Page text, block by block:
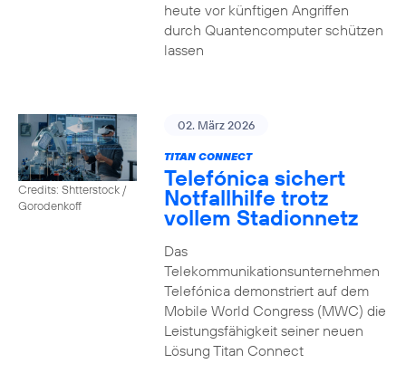
heute vor künftigen Angriffen
durch Quantencomputer schützen
lassen
Credits: Shtterstock /
Gorodenkoff
02. März 2026
TITAN CONNECT
Telefónica sichert
Notfallhilfe trotz
vollem Stadionnetz
Das
Telekommunikationsunternehmen
Telefónica demonstriert auf dem
Mobile World Congress (MWC) die
Leistungsfähigkeit seiner neuen
Lösung Titan Connect